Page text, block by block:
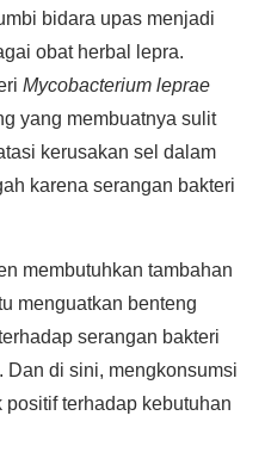
bidara upas menjadi
obat herbal lepra.
Mycobacterium leprae
yang membuatnya sulit
kerusakan sel dalam
karena serangan bakteri
membutuhkan tambahan
menguatkan benteng
serangan bakteri
Dan di sini, mengkonsumsi
terhadap kebutuhan